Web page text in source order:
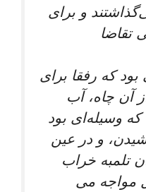
و براى
تقاضا
كه رفقا براى
آن چاه، آب
كه وسيله‏‌اى بود
و در عين
تلمبه خراب
مواجه می